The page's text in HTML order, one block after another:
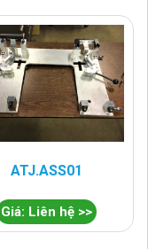
ATJ.ASS01
Giá: Liên hệ >>